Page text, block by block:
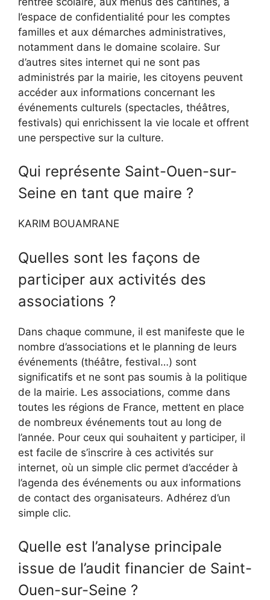
l’espace de confidentialité pour les comptes
familles et aux démarches administratives,
notamment dans le domaine scolaire. Sur
d’autres sites internet qui ne sont pas
administrés par la mairie, les citoyens peuvent
accéder aux informations concernant les
événements culturels (spectacles, théâtres,
festivals) qui enrichissent la vie locale et offrent
une perspective sur la culture.
Qui représente Saint-Ouen-sur-
Seine en tant que maire ?
KARIM BOUAMRANE
Quelles sont les façons de
participer aux activités des
associations ?
Dans chaque commune, il est manifeste que le
nombre d’associations et le planning de leurs
événements (théâtre, festival…) sont
significatifs et ne sont pas soumis à la politique
de la mairie. Les associations, comme dans
toutes les régions de France, mettent en place
de nombreux événements tout au long de
l’année. Pour ceux qui souhaitent y participer, il
est facile de s’inscrire à ces activités sur
internet, où un simple clic permet d’accéder à
l’agenda des événements ou aux informations
de contact des organisateurs. Adhérez d’un
simple clic.
Quelle est l’analyse principale
issue de l’audit financier de Saint-
Ouen-sur-Seine ?